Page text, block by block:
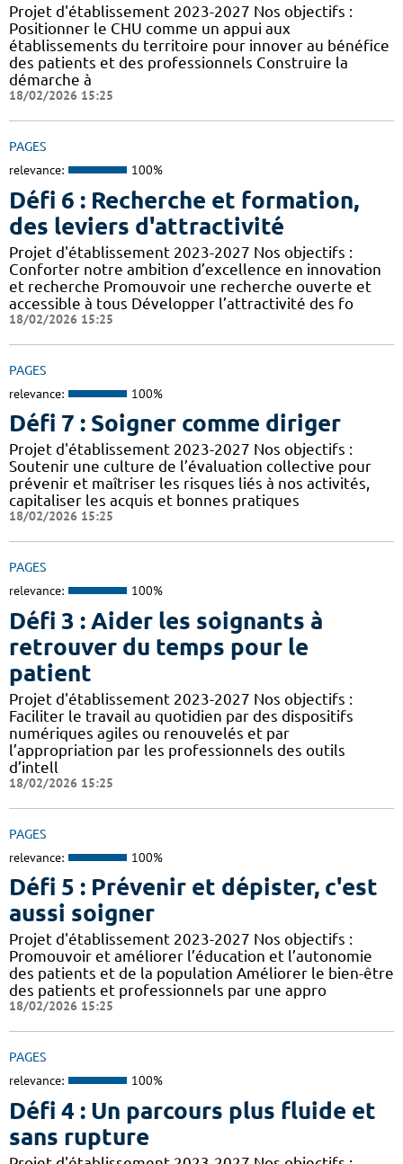
Projet d'établissement 2023-2027 Nos objectifs :
Positionner le CHU comme un appui aux
établissements du territoire pour innover au bénéfice
des patients et des professionnels Construire la
démarche à
18/02/2026 15:25
PAGES
relevance: 100%
Défi 6 : Recherche et formation,
des leviers d'attractivité
Projet d'établissement 2023-2027 Nos objectifs :
Conforter notre ambition d’excellence en innovation
et recherche Promouvoir une recherche ouverte et
accessible à tous Développer l’attractivité des fo
18/02/2026 15:25
PAGES
relevance: 100%
Défi 7 : Soigner comme diriger
Projet d'établissement 2023-2027 Nos objectifs :
Soutenir une culture de l’évaluation collective pour
prévenir et maîtriser les risques liés à nos activités,
capitaliser les acquis et bonnes pratiques
18/02/2026 15:25
PAGES
relevance: 100%
Défi 3 : Aider les soignants à
retrouver du temps pour le
patient
Projet d'établissement 2023-2027 Nos objectifs :
Faciliter le travail au quotidien par des dispositifs
numériques agiles ou renouvelés et par
l’appropriation par les professionnels des outils
d’intell
18/02/2026 15:25
PAGES
relevance: 100%
Défi 5 : Prévenir et dépister, c'est
aussi soigner
Projet d'établissement 2023-2027 Nos objectifs :
Promouvoir et améliorer l’éducation et l’autonomie
des patients et de la population Améliorer le bien-être
des patients et professionnels par une appro
18/02/2026 15:25
PAGES
relevance: 100%
Défi 4 : Un parcours plus fluide et
sans rupture